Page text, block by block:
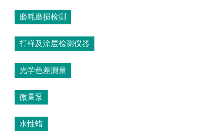
磨耗磨损检测
打样及涂层检测仪器
光学色差测量
微量泵
水性蜡